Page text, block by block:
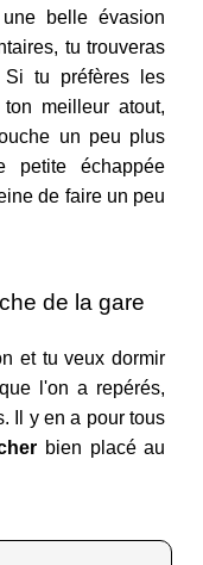
belle évasion
tu trouveras
Si tu préfères les
meilleur atout,
un peu plus
petite échappée
de faire un peu
de la gare
et tu veux dormir
l'on a repérés,
Il y en a pour tous
bien placé au